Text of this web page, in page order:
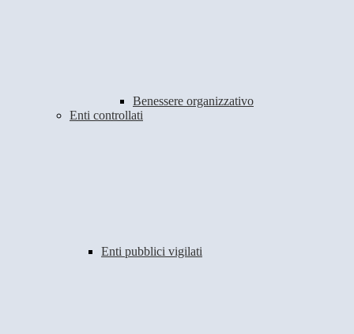
Benessere organizzativo
Enti controllati
Enti pubblici vigilati